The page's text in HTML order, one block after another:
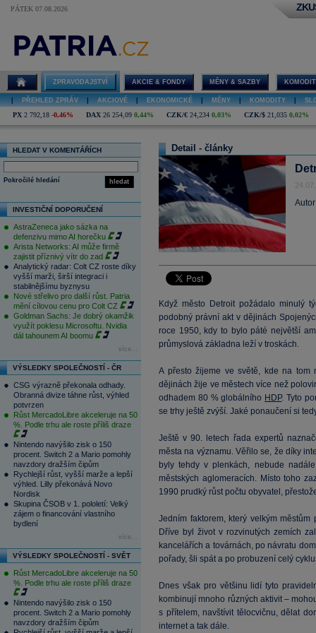
PÁTEK 07.08.2026
ZPRAVODAJSTVÍ AKCIE & FONDY MĚNY & SAZBY
PŘEHLED ZPRÁV AKCIOVÉ EKONOMICKÉ MĚNY KOMODITY
PX 2 792,18 -0,46% DAX 26 254,09 0,44% CZK/€ 24,234 0,03% CZK/$ 21,035 0,02%
HLEDAT V KOMENTÁŘÍCH
hledat
Pokročilé hledání
INVESTIČNÍ DOPORUČENÍ
AstraZeneca jako sázka na
defenzivu mimo AI horečku
Arista Networks: AI může firmě
zajistit příznivý vítr do zad
Analytický radar: Colt CZ roste díky
vyšší marži, širší integraci i
stabilnějšímu byznysu
Nové střelivo pro další růst. Patria
mění cílovou cenu pro Colt CZ
Goldman Sachs: Je dobrý okamžik
využít poklesu Microsoftu. Nvidia
dál tahounem AI boomu
více...
VÝSLEDKY SPOLEČNOSTÍ - ČR
CSG výrazně překonala odhady.
Obranná divize táhne růst, výhled
potvrzen
Růst MercadoLibre akceleruje na 50
%. Podle trhu ale roste příliš draze
Nintendo navýšilo zisk o 150
procent. Switch 2 a Mario pomohly
navzdory dražším čipům
Rychlejší růst, vyšší marže a lepší
výhled. Lilly překonává Novo
Nordisk
Skupina ČSOB v 1. pololetí: Velký
zájem o financování vlastního
bydlení
více...
VÝSLEDKY SPOLEČNOSTÍ - SVĚT
Růst MercadoLibre akceleruje na 50
%. Podle trhu ale roste příliš draze
Nintendo navýšilo zisk o 150
procent. Switch 2 a Mario pomohly
navzdory dražším čipům
Detail - články
Když město Detroit požádalo minulý
podobný právní akt v dějinách
roce 1950, kdy to bylo páté největší
průmyslová základna leží v troskách.
A přesto žijeme ve světě, kde na tom
dějinách žije ve městech více než
odhadem 80 % globálního HDP. Tyto
se trhy ještě zvýší. Jaké ponaučení si
Ještě v 90. letech řada expertů
města na významu. Věřilo se, že díky
byly tehdy v plenkách, nebude
městských aglomeracích. Místo toho
1990 prudký růst počtu obyvatel,
Jedním faktorem, který velkým
Dříve byl život v rozvinutých zemích
kancelářích a továrnách, po návratu
pořady, šli spát a po probuzení celý
Dnes však pro většinu lidí tyto
kombinují mnoho různých aktivit –
s přítelem, navštívit tělocvičnu, dělat
internet a tak dále.